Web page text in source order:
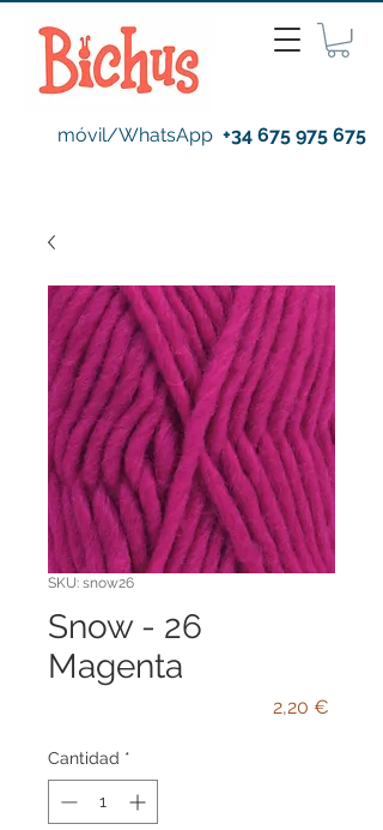
móvil/WhatsApp +34 675 975 675
SKU: snow26
Snow - 26
Magenta
2,20 €
Cantidad *